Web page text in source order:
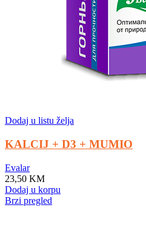
Dodaj u listu želja
KALCIJ + D3 + MUMIO
Evalar
23,50 KM
Dodaj u korpu
Brzi pregled